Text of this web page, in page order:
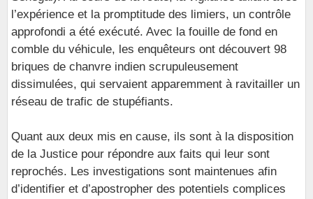
l’expérience et la promptitude des limiers, un contrôle
approfondi a été exécuté. Avec la fouille de fond en
comble du véhicule, les enquêteurs ont découvert 98
briques de chanvre indien scrupuleusement
dissimulées, qui servaient apparemment à ravitailler un
réseau de trafic de stupéfiants.
Quant aux deux mis en cause, ils sont à la disposition
de la Justice pour répondre aux faits qui leur sont
reprochés. Les investigations sont maintenues afin
d’identifier et d’apostropher des potentiels complices